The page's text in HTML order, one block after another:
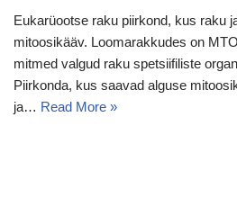
Eukarüootse raku piirkond, kus raku
mitoosikääv. Loomarakkudes on
mitmed valgud raku spetsiifiliste
Piirkonda, kus saavad alguse
ja… Read More »